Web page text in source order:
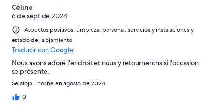
Céline
6 de sept de 2024
Aspectos positivos: Limpieza, personal, servicios y instalaciones y
estado del alojamiento
Traducir con Google
Nous avons adoré l'endroit et nous y retournerons si l'occasion
se présente.
Se alojó 1 noche en agosto de 2024
0